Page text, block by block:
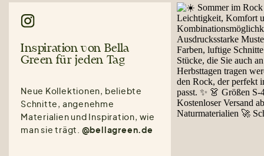
Inspiration von Bella
Green für jeden Tag
Neue Kollektionen, beliebte
Schnitte, angenehme
Materialien und Inspiration, wie
man sie trägt. @bellagreen.de